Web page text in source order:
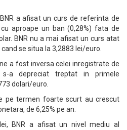
a afisat un curs de referinta de
aproape un ban (0,28%) fata de
BNR nu a mai afisat un curs atat
se situa la 3,2883 lei/euro.
a fost inversa celei inregistrate de
s-a depreciat treptat in primele
dolari/euro.
pe termen foarte scurt au crescut
de 6,25% pe an.
BNR a afisat un nivel mediu al